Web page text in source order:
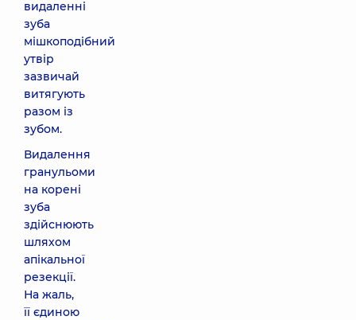
видаленні
зуба
мішкоподібний
утвір
зазвичай
витягують
разом із
зубом.
Видалення
гранульоми
на корені
зуба
здійснюють
шляхом
апікальної
резекції.
На жаль,
її єдиною